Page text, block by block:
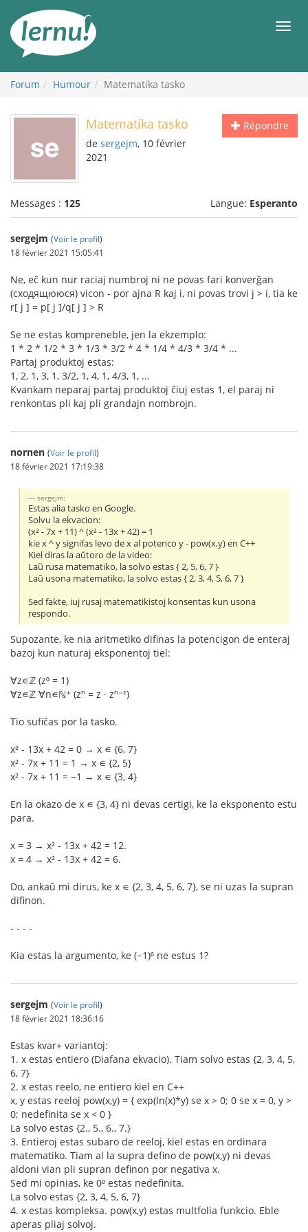
contenu
Forum Humour Matematika tasko
Répondre
Matematika tasko
de sergejm, 10 février
2021
Messages : 125 Langue: Esperanto
sergejm (Voir le profil)
18 février 2021 15:05:41
Ne, eĉ kun nur raciaj numbroj ni ne povas fari konverĝan
(сходящююся) vicon - por ajna R kaj i, ni povas trovi j > i, tia ke
r[ j ] = p[ j ]/q[ j ] > R
Se ne estas kompreneble, jen la ekzemplo:
1 * 2 * 1/2 * 3 * 1/3 * 3/2 * 4 * 1/4 * 4/3 * 3/4 * ...
Partaj produktoj estas:
1, 2, 1, 3, 1, 3/2, 1, 4, 1, 4/3, 1, ...
Kvankam neparaj partaj produktoj ĉiuj estas 1, el paraj ni
renkontas pli kaj pli grandajn nombrojn.
nornen (Voir le profil)
18 février 2021 17:19:38
sergejm:
Estas alia tasko en Google.
Solvu la ekvacion:
(x² - 7x + 11) ^ (x² - 13x + 42) = 1
kie x ^ y signifas levo de x al potenco y - pow(x,y) en C++
Kiel diras la aŭtoro de la video:
Laŭ rusa matematiko, la solvo estas { 2, 5, 6, 7 }
Laŭ usona matematiko, la solvo estas { 2, 3, 4, 5, 6, 7 }
Sed fakte, iuj rusaj matematikistoj konsentas kun usona
respondo.
Supozante, ke nia aritmetiko difinas la potencigon de enteraj
bazoj kun naturaj eksponentoj tiel:
∀z∊ℤ (z⁰ = 1)
∀z∊ℤ ∀n∊ℕ⁺ (zⁿ = z · zⁿ⁻¹)
Tio sufiĉas por la tasko.
x² - 13x + 42 = 0 → x ∊ {6, 7}
x² - 7x + 11 = 1 → x ∊ {2, 5}
x² - 7x + 11 = −1 → x ∊ {3, 4}
En la okazo de x ∊ {3, 4} ni devas certigi, ke la eksponento estu
para.
x = 3 → x² - 13x + 42 = 12.
x = 4 → x² - 13x + 42 = 6.
Do, ankaŭ mi dirus, ke x ∊ {2, 3, 4, 5, 6, 7}, se ni uzas la supran
difinon.
- - - -
Kia estas la argumento, ke (−1)⁶ ne estus 1?
sergejm (Voir le profil)
18 février 2021 18:36:16
Estas kvar+ variantoj:
1. x estas entiero (Diafana ekvacio). Tiam solvo estas {2, 3, 4, 5,
6, 7}
2. x estas reelo, ne entiero kiel en C++
x, y estas reeloj pow(x,y) = { exp(ln(x)*y) se x > 0; 0 se x = 0, y >
0; nedefinita se x < 0 }
La solvo estas {2., 5., 6., 7.}
3. Entieroj estas subaro de reeloj, kiel estas en ordinara
matematiko. Tiam al la supra defino de pow(x,y) ni devas
aldoni vian pli supran definon por negativa x.
Sed mi opinias, ke 0⁰ estas nedefinita.
La solvo estas {2, 3, 4, 5, 6, 7}
4. x estas kompleksa. pow(x,y) estas multfolia funkcio. Eble
aperas pliaj solvoj.